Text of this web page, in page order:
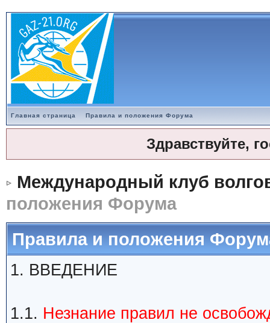
Главная страница Правила и положения Форума
Здравствуйте,
Международный клуб
положения Форума
Правила и положения
1. ВВЕДЕНИЕ
1.1. Незнание правил не